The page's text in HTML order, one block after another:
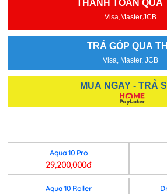
THANH TOÁN QUA
Visa,Master,JCB
TRẢ GÓP QUA
Visa, Master, JCB
MUA NGAY - TRẢ
Aqua 10 Pro
29,200,000đ
Aqua 10 Roller